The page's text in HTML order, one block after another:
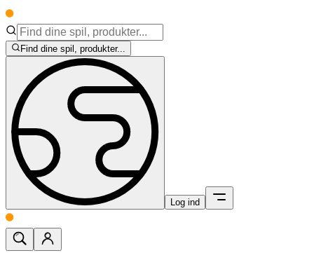
Find dine spil, produkter...
Log ind